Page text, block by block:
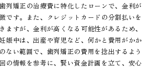
列矯正の治療費に特化したローンで、金利が
です。また、クレジットカードの分割払いを
ますが、金利が高くなる可能性があるため、
娠中は、出産や育児など、何かと費用がかか
ない範囲で、歯列矯正の費用を捻出するよう
の情報を参考に、賢い資金計画を立て、安心